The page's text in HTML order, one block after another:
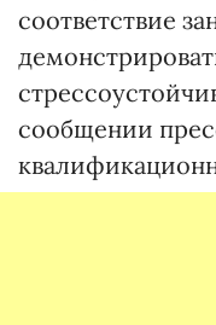
соответствие
сообщении